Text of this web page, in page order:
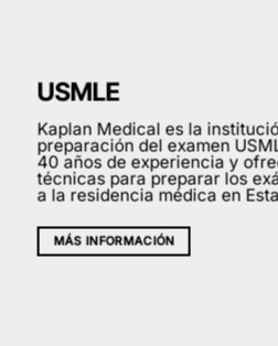
USMLE
Kaplan Medical es la
preparación del examen
40 años de experiencia y
técnicas para preparar los
a la residencia médica en
MÁS INFORMACIÓN